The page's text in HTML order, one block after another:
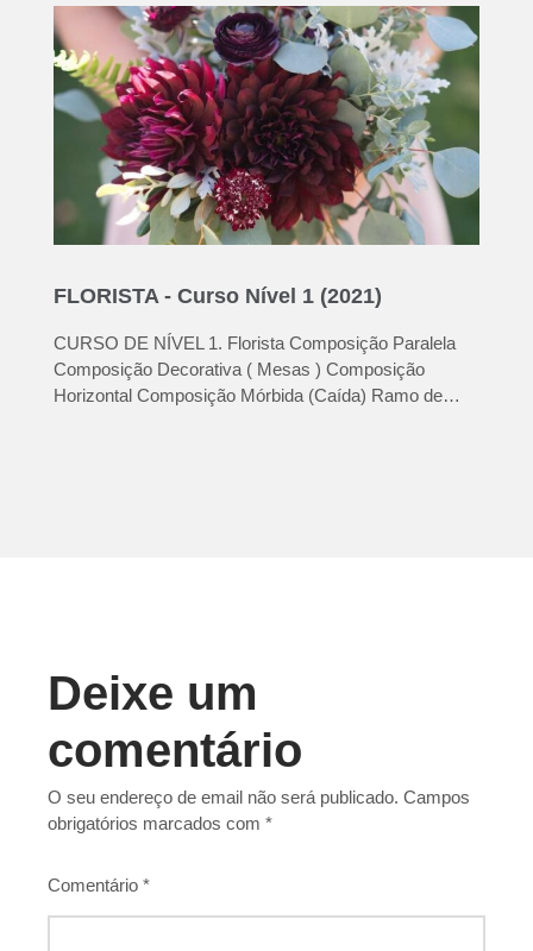
FLORISTA - Curso Nível 1 (2021)
CURSO DE NÍVEL 1. Florista Composição Paralela
Composição Decorativa ( Mesas ) Composição
Horizontal Composição Mórbida (Caída) Ramo de
Deixe um
comentário
O seu endereço de email não será publicado. Campos
obrigatórios marcados com *
Comentário *